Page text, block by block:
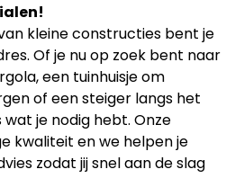
kleine constructies bent je
Of je nu op zoek bent naar
een tuinhuisje om
of een steiger langs het
je nodig hebt. Onze
kwaliteit en we helpen je
zodat jij snel aan de slag